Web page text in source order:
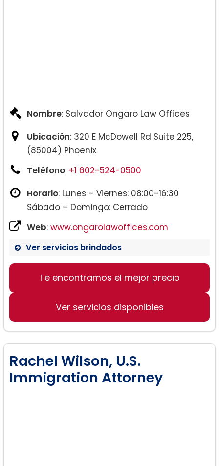
Nombre: Salvador Ongaro Law Offices
Ubicación: 320 E McDowell Rd Suite 225,
(85004) Phoenix
Teléfono: +1 602-524-0500
Horario: Lunes – Viernes: 08:00-16:30
Sábado – Domingo: Cerrado
Web: www.ongarolawoffices.com
Ver servicios brindados
Te encontramos el mejor precio
Ver servicios disponibles
Rachel Wilson, U.S.
Immigration Attorney